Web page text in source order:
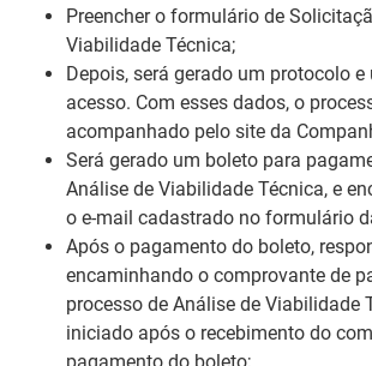
Preencher o formulário de
Viabilidade Técnica;
Depois, será gerado um protocolo e
acesso. Com esses dados, o
acompanhado pelo site da
Será gerado um boleto para
Análise de Viabilidade Técnica, e
o e-mail cadastrado no formulário
Após o pagamento do boleto,
encaminhando o comprovante de
processo de Análise de Viabilidade
iniciado após o recebimento do
pagamento do boleto;